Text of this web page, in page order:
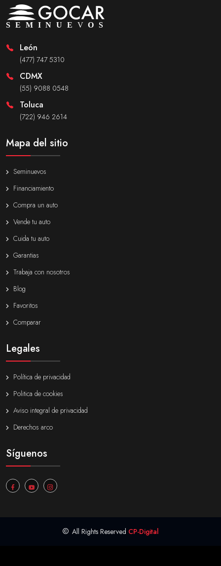
León
(477) 747 5310
CDMX
(55) 9088 0548
Toluca
(722) 946 2614
Mapa del sitio
Seminuevos
Financiamiento
Compra un auto
Vende tu auto
Cuida tu auto
Garantias
Trabaja con nosotros
Blog
Favoritos
Comparar
Legales
Política de privacidad
Politica de cookies
Aviso integral de privacidad
Derechos arco
Síguenos
All Rights Reserved CP-Digital